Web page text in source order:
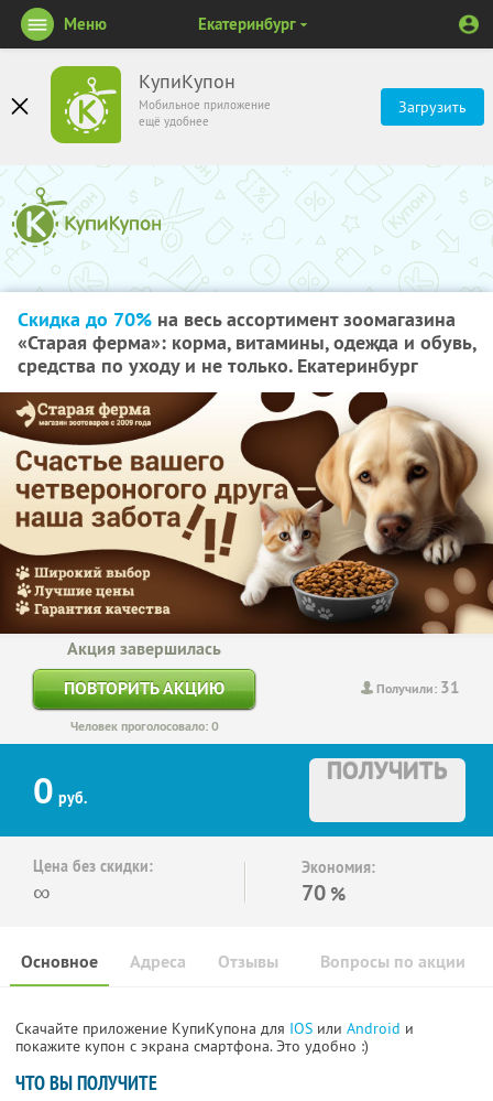
КупиКупон
Мобильное приложение
ещё удобнее
Загрузить
Меню Екатеринбург
Скидка до 70% на весь ассортимент зоомагазина
«Старая ферма»: корма, витамины, одежда и обувь,
средства по уходу и не только. Екатеринбург
Получили: 31
Акция завершилась
ПОВТОРИТЬ АКЦИЮ
Человек проголосовало: 0
0 руб.
ПОЛУЧИТЬ
Цена без скидки:
∞
Экономия:
70 %
Основное Отзывы Вопросы по акции
Адреса
Скачайте приложение КупиКупона для IOS или Android и
покажите купон с экрана смартфона. Это удобно :)
ЧТО ВЫ ПОЛУЧИТЕ